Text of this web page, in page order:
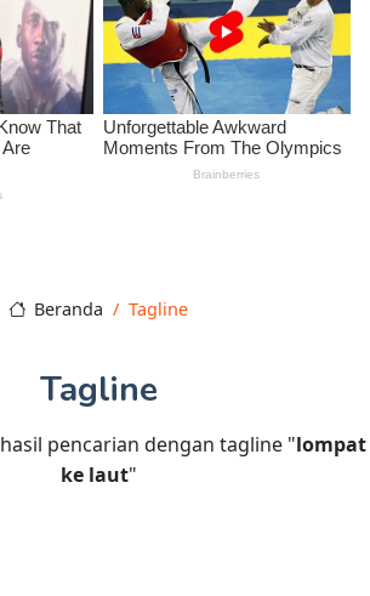
Beranda Tagline
Tagline
hasil pencarian dengan tagline "lompat
ke laut"